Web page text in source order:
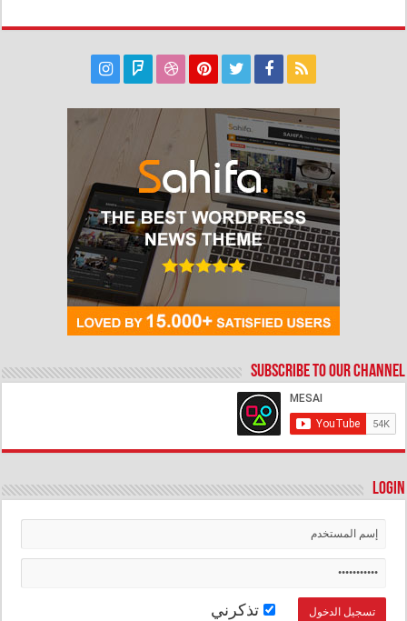
Subscribe to our Channel
Login
تذكرني